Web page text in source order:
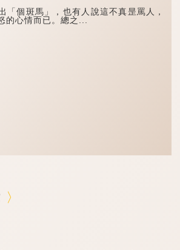
個斑馬」，也有人說這不真昰罵人，
的心情而已。總之...